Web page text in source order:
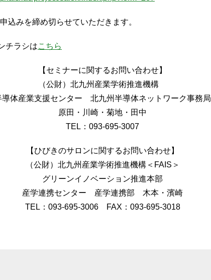
込みを締め切らせていただきます。
チラシはこちら
【セミナーに関するお問い合わせ】
（公財）北九州産業学術推進機構
導体産業支援センター 北九州半導体ネットワーク事務局
原田・川崎・菊地・田中
TEL：093-695-3007
【ひびきのサロンに関するお問い合わせ】
（公財）北九州産業学術推進機構＜FAIS＞
グリーンイノベーション推進本部
産学連携センター 産学連携部 木本・濱崎
TEL：093-695-3006 FAX：093-695-3018